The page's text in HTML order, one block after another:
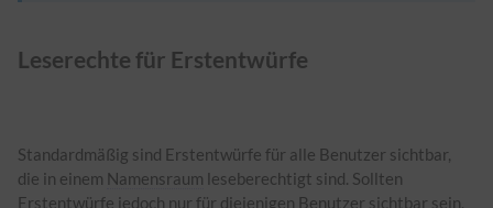
Leserechte für Erstentwürfe
Standardmäßig sind Erstentwürfe für alle Benutzer sichtbar,
die in einem Namensraum leseberechtigt sind. Sollten
Erstentwürfe jedoch nur für diejenigen Benutzer sichtbar sein,